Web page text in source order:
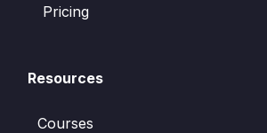
Pricing
Resources
Courses